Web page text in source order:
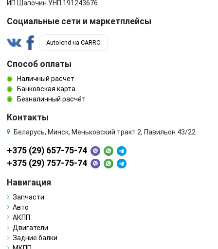
ИП Шапочин УНП 191243676
Социальные сети и маркетплейсы
Autolend на CARRO
Способ оплаты
Наличный расчёт
Банковская карта
Безналичный расчёт
Контакты
Беларусь, Минск, Меньковский тракт 2, Павильон 43/22
+375 (29) 657-75-74
+375 (29) 757-75-74
Навигация
Запчасти
Авто
АКПП
Двигатели
Задние балки